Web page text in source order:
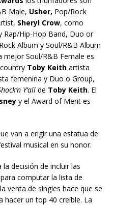
Male, Usher, Pop/Rock
Sheryl Crow, como
Rap/Hip-Hop Band, Duo or
Album y Soul/R&B Album
mejor Soul/R&B Female es
Toby Keith artista
femenina y Duo o Group,
Y’all de Toby Keith. El
y el Award of Merit es
van a erigir una estatua de
musical en su honor.
decisión de incluir las
computar la lista de
venta de singles hace que se
hacer un top 40 creíble. La